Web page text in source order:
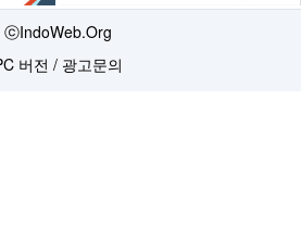
ⓒIndoWeb.Org
버전 / 광고문의